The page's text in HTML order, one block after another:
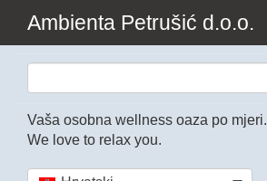
Ambienta Petrušić d.o.o.
Vaša osobna wellness oaza po mjeri.
We love to relax you.